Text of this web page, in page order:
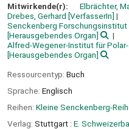
Mitwirkende(r): Elbrächter,
Drebes, Gerhard [VerfasserIn]
Senckenberg Forschungsinstitut
[Herausgebendes Organ]
Alfred-Wegener-Institut für
[Herausgebendes Organ]
Ressourcentyp: Buch
Sprache: Englisch
Reihen: Kleine Senckenberg-
Verlag: Stuttgart : E.